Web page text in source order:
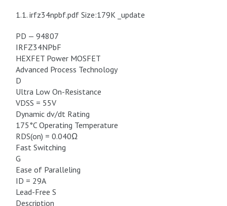
1.1. irfz34npbf.pdf Size:179K _update
PD — 94807
IRFZ34NPbF
HEXFET Power MOSFET
Advanced Process Technology
D
Ultra Low On-Resistance
VDSS = 55V
Dynamic dv/dt Rating
175°C Operating Temperature
RDS(on) = 0.040Ω
Fast Switching
G
Ease of Paralleling
ID = 29A
Lead-Free S
Description